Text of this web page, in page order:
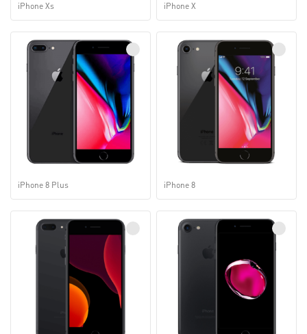
iPhone Xs iPhone X
iPhone 8 Plus iPhone 8